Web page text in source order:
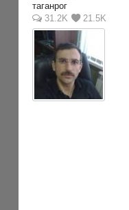
таганрог
31.2K
21.5K